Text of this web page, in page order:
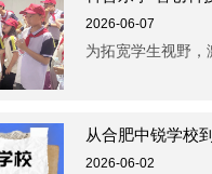
2026-06-07
2026-06-02